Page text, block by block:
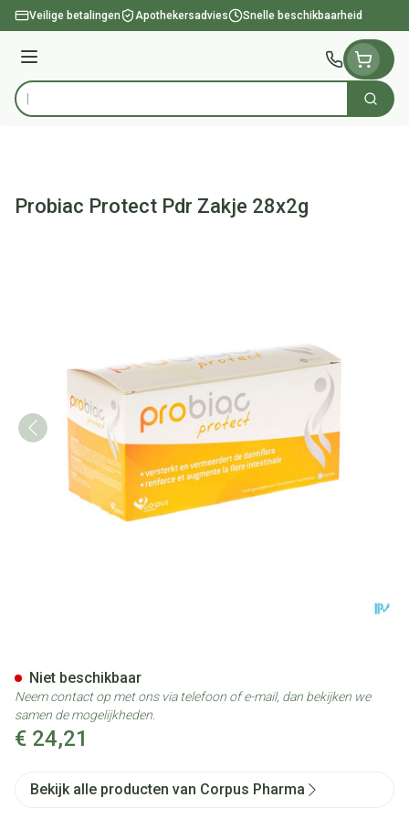
Ga naar de inhoud
Veilige betalingen Apothekersadvies Snelle beschikbaarheid
Menu
Product, merk, categorie... Zoek
Probiac Protect Pdr Zakje 28x2g
€ 24,21
Niet beschikbaar
Neem contact op met ons via telefoon of e-mail, dan bekijken we
samen de mogelijkheden.
Bekijk alle producten van Corpus Pharma